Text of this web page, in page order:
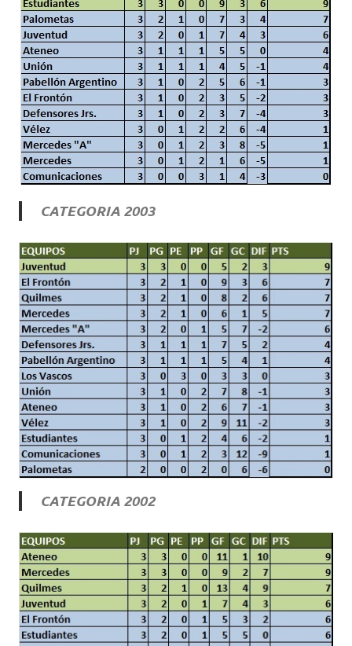
CATEGORIA 2003
CATEGORIA 2002